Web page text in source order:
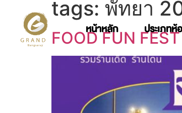
หน้าหลัก ประเภทห้
tags: พัทยา
FOOD FUN